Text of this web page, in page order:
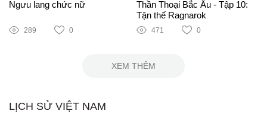
Ngưu lang chức nữ
289 0
Thần Thoại Bắc Âu - Tập 10:
Tận thế Ragnarok
471 0
XEM THÊM
LỊCH SỬ VIỆT NAM